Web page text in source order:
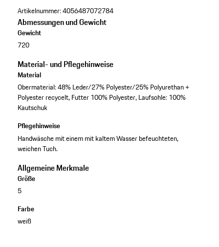
Artikelnummer:4056487072784
Abmessungen und Gewicht
Gewicht
720
Material- und Pflegehinweise
Material
Obermaterial: 48% Leder/27% Polyester/25% Polyurethan +
Polyester recycelt, Futter 100% Polyester, Laufsohle: 100%
Kautschuk
Pflegehinweise
Handwäsche mit einem mit kaltem Wasser befeuchteten,
weichen Tuch.
Allgemeine Merkmale
Größe
5
Farbe
weiß